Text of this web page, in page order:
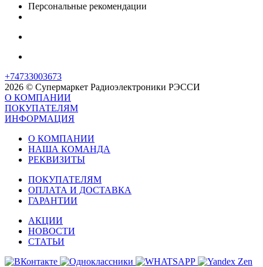
Персональные рекомендации
+74733003673
2026 © Супермаркет Радиоэлектроники РЭССИ
О КОМПАНИИ
ПОКУПАТЕЛЯМ
ИНФОРМАЦИЯ
О КОМПАНИИ
НАША КОМАНДА
РЕКВИЗИТЫ
ПОКУПАТЕЛЯМ
ОПЛАТА И ДОСТАВКА
ГАРАНТИИ
АКЦИИ
НОВОСТИ
СТАТЬИ